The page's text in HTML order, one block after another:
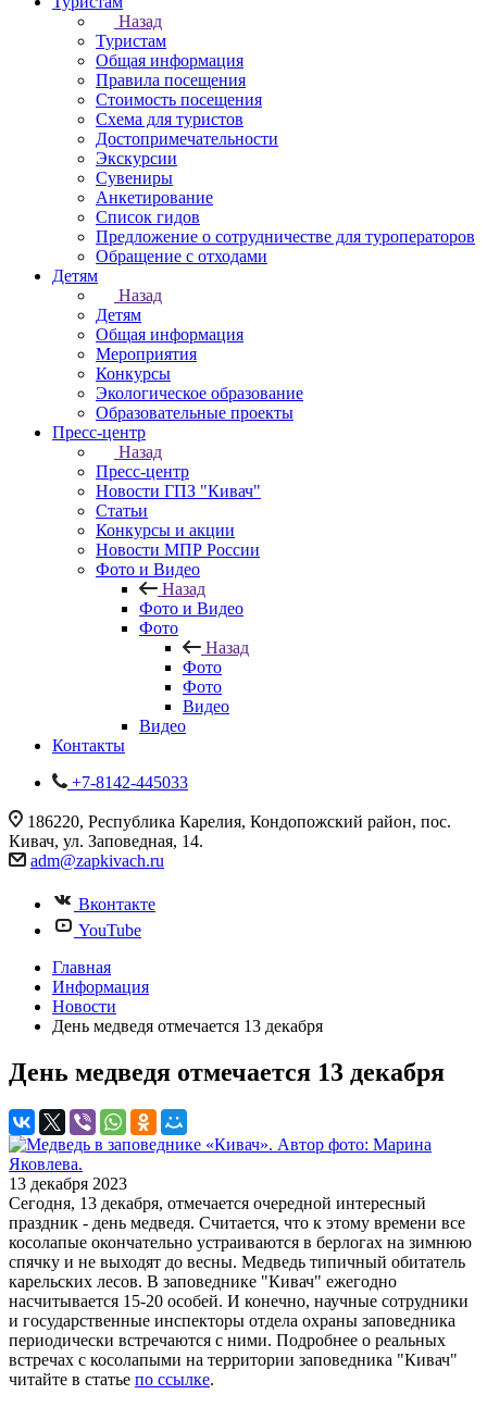
Назад
Туристам
Общая информация
Правила посещения
Стоимость посещения
Схема для туристов
Достопримечательности
Экскурсии
Сувениры
Анкетирование
Список гидов
Предложение о сотрудничестве для туроператоров
Обращение с отходами
Детям
Назад
Детям
Общая информация
Мероприятия
Конкурсы
Экологическое образование
Образовательные проекты
Пресс-центр
Назад
Пресс-центр
Новости ГПЗ "Кивач"
Статьи
Конкурсы и акции
Новости МПР России
Фото и Видео
Назад
Фото и Видео
Фото
Назад
Фото
Фото
Видео
Видео
Контакты
+7-8142-445033
186220, Республика Карелия, Кондопожский район, пос.
Кивач, ул. Заповедная, 14.
adm@zapkivach.ru
Вконтакте
YouTube
Главная
Информация
Новости
День медведя отмечается 13 декабря
День медведя отмечается 13 декабря
13 декабря 2023
Сегодня, 13 декабря, отмечается очередной интересный
праздник - день медведя. Считается, что к этому времени все
косолапые окончательно устраиваются в берлогах на зимнюю
спячку и не выходят до весны. Медведь типичный обитатель
карельских лесов. В заповеднике "Кивач" ежегодно
насчитывается 15-20 особей. И конечно, научные сотрудники
и государственные инспекторы отдела охраны заповедника
периодически встречаются с ними. Подробнее о реальных
встречах с косолапыми на территории заповедника "Кивач"
читайте в статье по ссылке.